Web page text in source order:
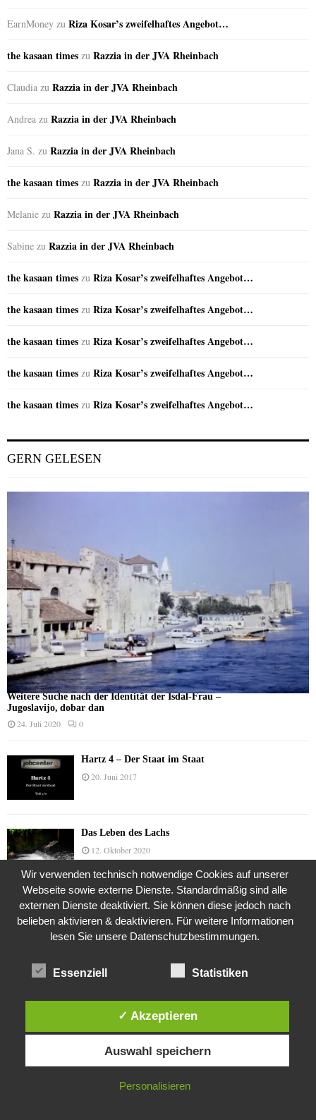
EarnMoney zu Riza Kosar’s zweifelhaftes Angebot…
the kasaan times zu Razzia in der JVA Rheinbach
Claudia zu Razzia in der JVA Rheinbach
Andrea zu Razzia in der JVA Rheinbach
Jana S. zu Razzia in der JVA Rheinbach
the kasaan times zu Razzia in der JVA Rheinbach
Melanie zu Razzia in der JVA Rheinbach
Sabine zu Razzia in der JVA Rheinbach
the kasaan times zu Riza Kosar’s zweifelhaftes Angebot…
the kasaan times zu Riza Kosar’s zweifelhaftes Angebot…
the kasaan times zu Riza Kosar’s zweifelhaftes Angebot…
the kasaan times zu Riza Kosar’s zweifelhaftes Angebot…
the kasaan times zu Riza Kosar’s zweifelhaftes Angebot…
GERN GELESEN
Weitere Suche nach der Identität der Isdal-Frau –
Jugoslavijo, dobar dan
24. Juli 2020 0
Hartz 4 – Der Staat im Staat
20. Juni 2017
Das Leben des Lachs
12. Oktober 2020
Die Geschichte der Kubushäuser
9. Juli 2018
Was ist denn das? -Mars „SOL 735“ Rover Curiosity
Die Brexit-Lüge (1/8 Teil)
Diese Website verwendet Cookies. Durch die weitere Nutzung dieser
Website stimmst du der Verwendung von Cookies zu.
IN ORDNUNG
Wir verwenden technisch notwendige Cookies auf unserer
Webseite sowie externe Dienste. Standardmäßig sind alle
externen Dienste deaktiviert. Sie können diese jedoch nach
belieben aktivieren & deaktivieren. Für weitere Informationen
lesen Sie unsere Datenschutzbestimmungen.
Essenziell Statistiken
✓ Akzeptieren
Auswahl speichern
Personalisieren